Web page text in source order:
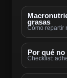
grasas
Cómo repartir
Por qué
Checklist: